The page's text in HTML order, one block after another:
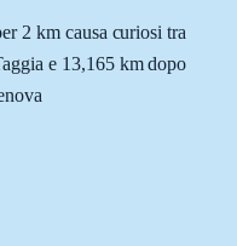
2 km causa curiosi tra
e 13,165 km dopo